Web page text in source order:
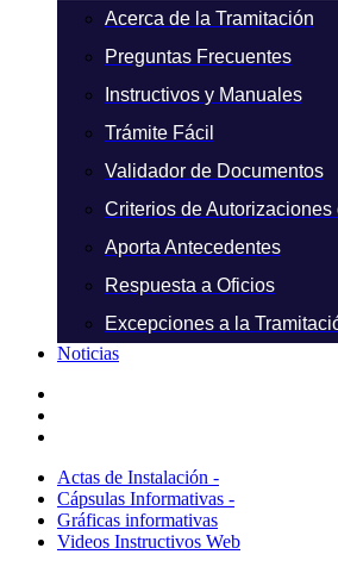
Acerca de la Tramitación
Preguntas Frecuentes
Instructivos y Manuales
Trámite Fácil
Validador de Documentos
Criterios de Autorizaciones
Aporta Antecedentes
Respuesta a Oficios
Excepciones a la
Noticias
Actas de Instalación -
Cápsulas Informativas -
Gráficas informativas
Videos Instructivos Web